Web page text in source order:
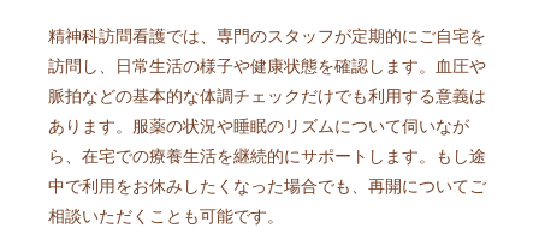
精神科訪問看護では、専門のスタッフが定期的にご自宅を
訪問し、日常生活の様子や健康状態を確認します。血圧や
脈拍などの基本的な体調チェックだけでも利用する意義は
あります。服薬の状況や睡眠のリズムについて伺いなが
ら、在宅での療養生活を継続的にサポートします。もし途
中で利用をお休みしたくなった場合でも、再開についてご
相談いただくことも可能です。